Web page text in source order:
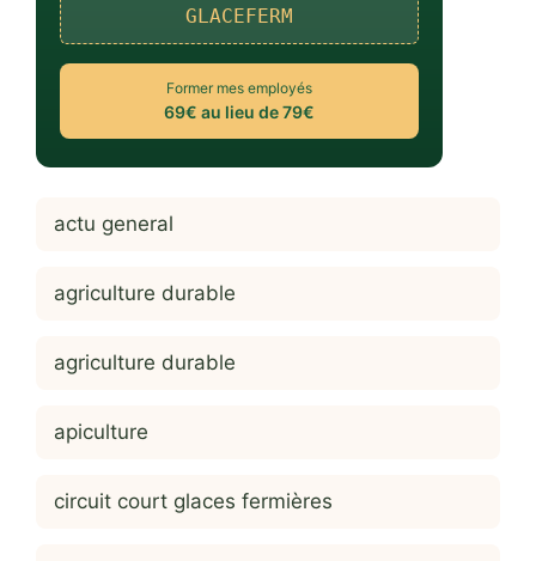
GLACEFERM
Former mes employés
69€ au lieu de 79€
actu general
agriculture durable
agriculture durable
apiculture
circuit court glaces fermières